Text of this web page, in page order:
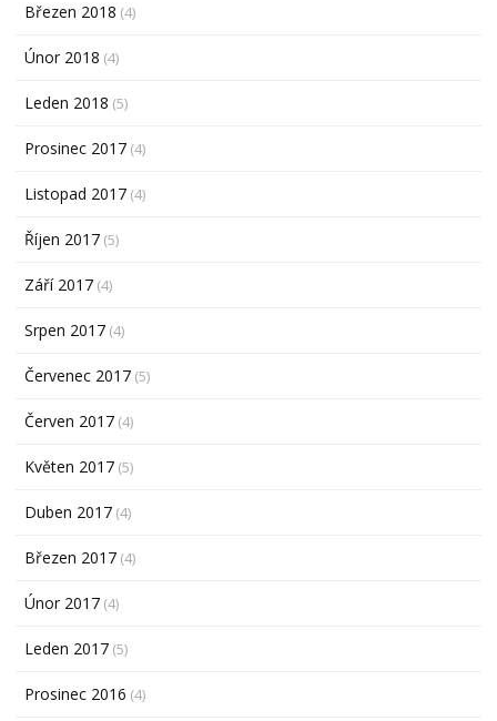
Březen 2018 (4)
Únor 2018 (4)
Leden 2018 (5)
Prosinec 2017 (4)
Listopad 2017 (4)
Říjen 2017 (5)
Září 2017 (4)
Srpen 2017 (4)
Červenec 2017 (5)
Červen 2017 (4)
Květen 2017 (5)
Duben 2017 (4)
Březen 2017 (4)
Únor 2017 (4)
Leden 2017 (5)
Prosinec 2016 (4)